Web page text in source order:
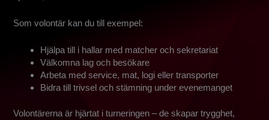
Som volontär kan du till exempel:
Hjälpa till i hallar med matcher och sekretariat
Välkomna lag och besökare
Arbeta med service, mat, logi eller transporter
Bidra till trivsel och stämning under evenemanget
Volontärerna är hjärtat i turneringen – de skapar trygghet,